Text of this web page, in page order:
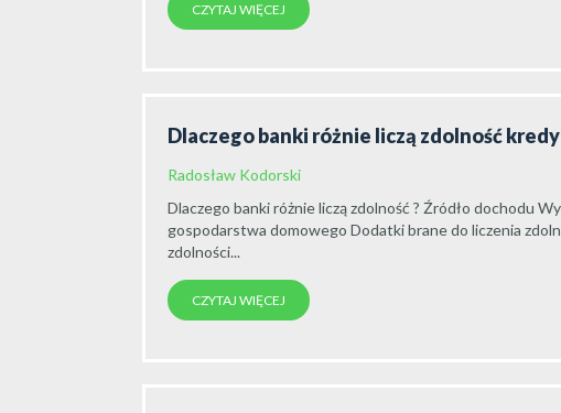
CZYTAJ WIĘCEJ
Dlaczego banki różnie liczą zdolność
Radosław Kodorski
Dlaczego banki różnie liczą zdolność ? Źródło dochodu
gospodarstwa domowego Dodatki brane do liczenia
zdolności...
CZYTAJ WIĘCEJ